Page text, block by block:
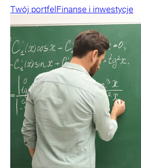
Twój portfelFinanse i inwestycje